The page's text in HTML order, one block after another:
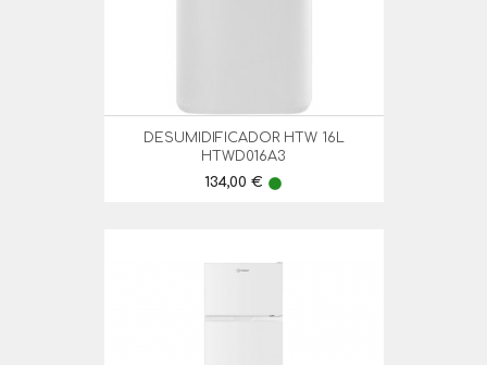
DESUMIDIFICADOR HTW 16L
HTWD016A3
Preço
134,00 € lens